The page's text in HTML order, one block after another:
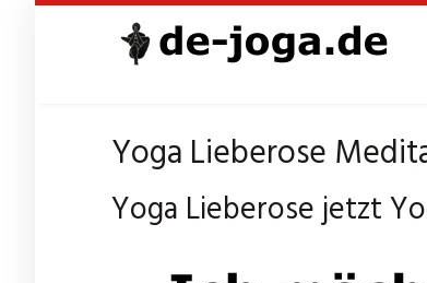
Yoga Lieberose
Yoga Lieberose jetzt